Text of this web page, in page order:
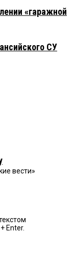
«гаражной
СУ
вести»
Enter.